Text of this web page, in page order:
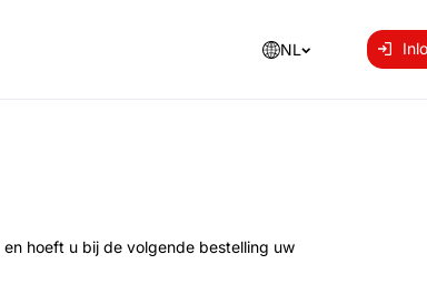
NL
hoeft u bij de volgende bestelling uw